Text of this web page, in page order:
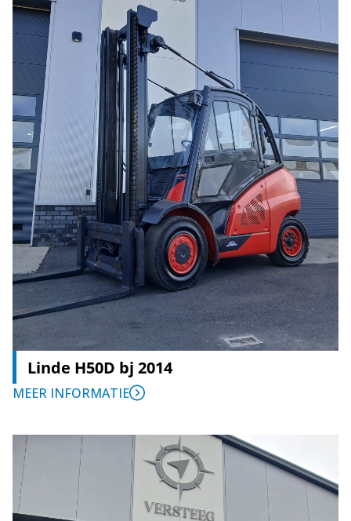
Linde H50D bj 2014
MEER INFORMATIE